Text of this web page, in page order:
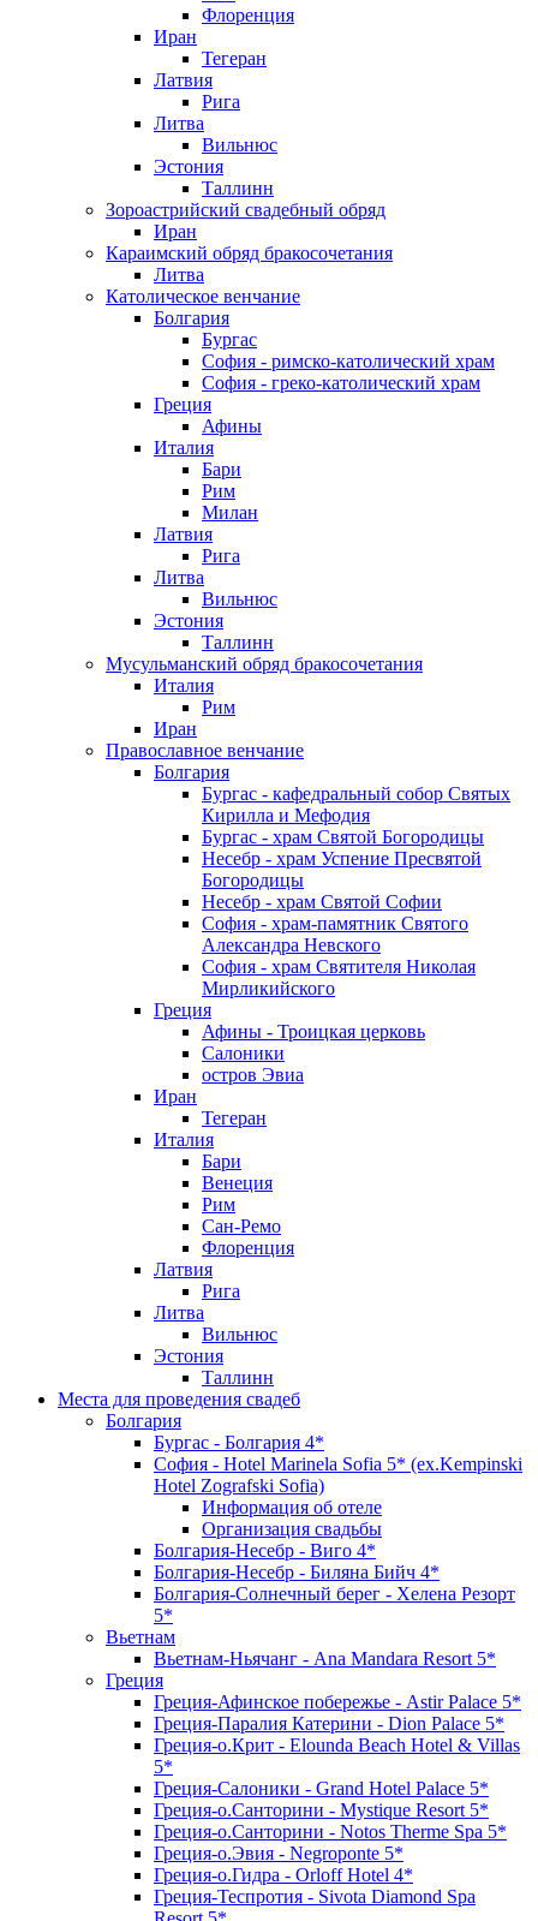
Флоренция
Иран
Тегеран
Латвия
Рига
Литва
Вильнюс
Эстония
Таллинн
Зороастрийский свадебный обряд
Иран
Караимский обряд бракосочетания
Литва
Католическое венчание
Болгария
Бургас
София - римско-католический храм
София - греко-католический храм
Греция
Афины
Италия
Бари
Рим
Милан
Латвия
Рига
Литва
Вильнюс
Эстония
Таллинн
Мусульманский обряд бракосочетания
Италия
Рим
Иран
Православное венчание
Болгария
Бургас - кафедральный собор Святых
Кирилла и Мефодия
Бургас - храм Святой Богородицы
Несебр - храм Успение Пресвятой
Богородицы
Несебр - храм Святой Софии
София - храм-памятник Святого
Александра Невского
София - храм Святителя Николая
Мирликийского
Греция
Афины - Троицкая церковь
Салоники
остров Эвиа
Иран
Тегеран
Италия
Бари
Венеция
Рим
Сан-Ремо
Флоренция
Латвия
Рига
Литва
Вильнюс
Эстония
Таллинн
Места для проведения свадеб
Болгария
Бургас - Болгария 4*
София - Hotel Marinela Sofia 5* (ex.Kempinski
Hotel Zografski Sofia)
Информация об отеле
Организация свадьбы
Болгария-Несебр - Виго 4*
Болгария-Несебр - Биляна Бийч 4*
Болгария-Солнечный берег - Хелена Резорт
5*
Вьетнам
Вьетнам-Ньячанг - Ana Mandara Resort 5*
Греция
Греция-Афинское побережье - Astir Palace 5*
Греция-Паралия Катерини - Dion Palace 5*
Греция-о.Крит - Elounda Beach Hotel & Villas
5*
Греция-Салоники - Grand Hotel Palace 5*
Греция-о.Санторини - Mystique Resort 5*
Греция-о.Санторини - Notos Therme Spa 5*
Греция-о.Эвия - Negroponte 5*
Греция-о.Гидра - Orloff Hotel 4*
Греция-Теспротия - Sivota Diamond Spa